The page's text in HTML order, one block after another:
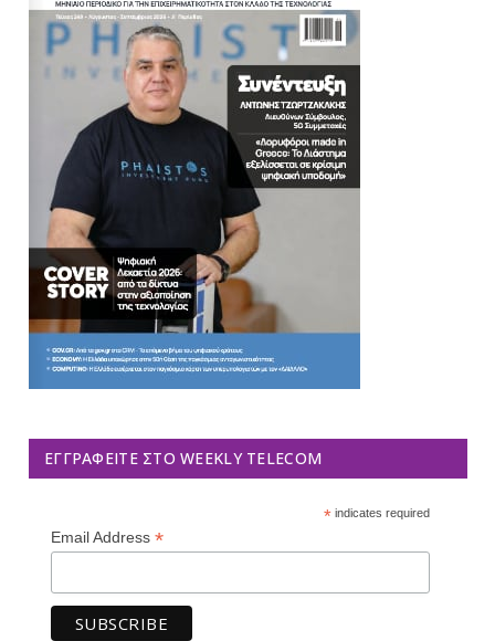
ΕΓΓΡΑΦΕΊΤΕ ΣΤΟ WEEKLY TELECOM
*indicates required
Email Address *